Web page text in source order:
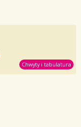
Chwyty i tabulatura